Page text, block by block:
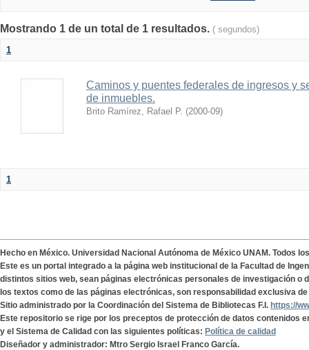
Mostrando 1 de un total de 1 resultados. ( segundos)
1
Caminos y puentes federales de ingresos y
de inmuebles.
Brito Ramírez, Rafael P. (2000-09)
1
Hecho en México. Universidad Nacional Autónoma de México UNAM. Todos
Este es un portal integrado a la página web institucional de la Facultad de
distintos sitios web, sean páginas electrónicas personales de investigación o
los textos como de las páginas electrónicas, son responsabilidad exclusiva
Sitio administrado por la Coordinación del Sistema de Bibliotecas F.I. https://
Este repositorio se rige por los preceptos de protección de datos contenidos
y el Sistema de Calidad con las siguientes políticas: Política de calidad
Diseñador y administrador: Mtro Sergio Israel Franco García.